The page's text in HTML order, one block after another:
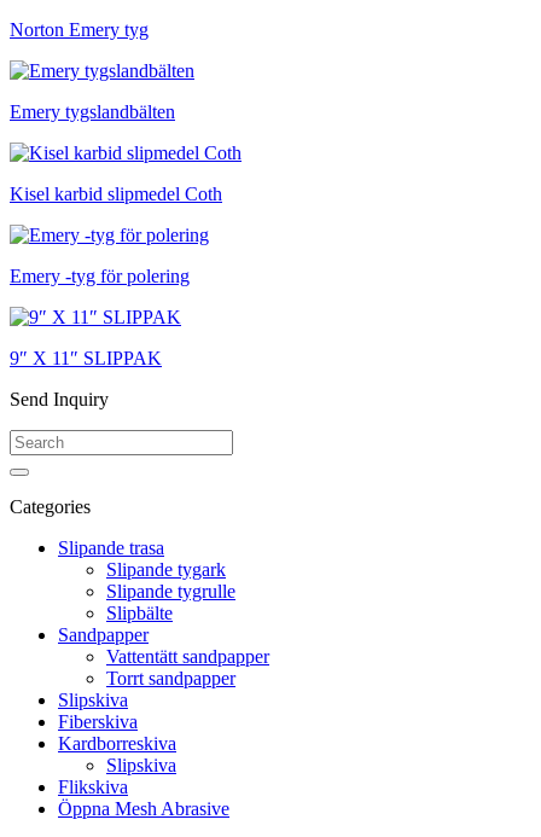
Norton Emery tyg
Emery tygslandbälten
Kisel karbid slipmedel Coth
Emery -tyg för polering
9″ X 11″ SLIPPAK
Send Inquiry
Categories
Slipande trasa
Slipande tygark
Slipande tygrulle
Slipbälte
Sandpapper
Vattentätt sandpapper
Torrt sandpapper
Slipskiva
Fiberskiva
Kardborreskiva
Slipskiva
Flikskiva
Öppna Mesh Abrasive